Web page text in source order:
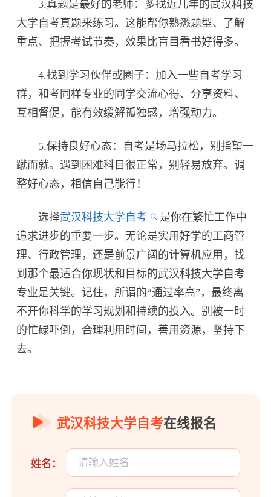
3.真题是最好的老师：多找近几年的武汉科技
大学自考真题来练习。这能帮你熟悉题型、了解
重点、把握考试节奏，效果比盲目看书好得多。
4.找到学习伙伴或圈子：加入一些自考学习
群，和考同样专业的同学交流心得、分享资料、
互相督促，能有效缓解孤独感，增强动力。
5.保持良好心态：自考是场马拉松，别指望一
蹴而就。遇到困难科目很正常，别轻易放弃。调
整好心态，相信自己能行！
选择武汉科技大学自考
是你在繁忙工作中
追求进步的重要一步。无论是实用好学的工商管
理、行政管理，还是前景广阔的计算机应用，找
到那个最适合你现状和目标的武汉科技大学自考
专业是关键。记住，所谓的“通过率高”，最终离
不开你科学的学习规划和持续的投入。别被一时
的忙碌吓倒，合理利用时间，善用资源，坚持下
去。
武汉科技大学自考在线报名
姓名：